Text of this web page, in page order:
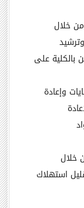
من خلال
بالكلية على
وإعادة
خلال
استهلاك